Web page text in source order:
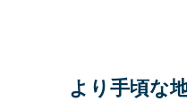
より手頃な